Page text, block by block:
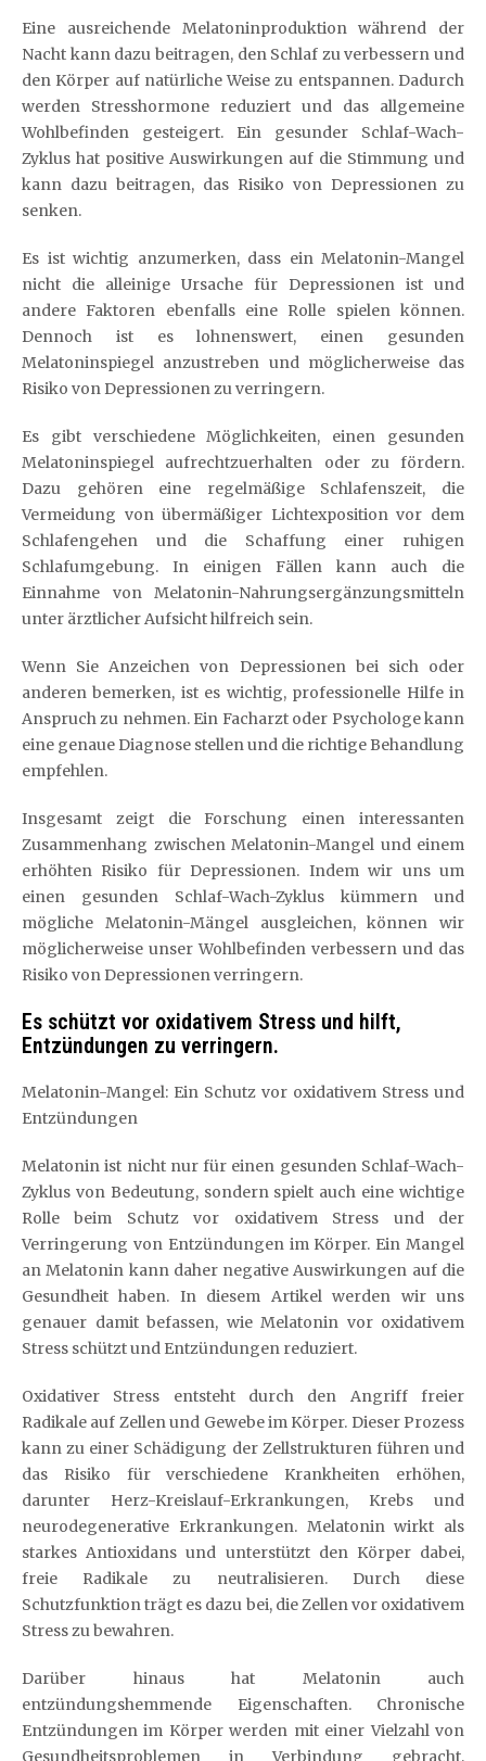
Eine ausreichende Melatoninproduktion während der
Nacht kann dazu beitragen, den Schlaf zu verbessern und
den Körper auf natürliche Weise zu entspannen. Dadurch
werden Stresshormone reduziert und das allgemeine
Wohlbefinden gesteigert. Ein gesunder Schlaf-Wach-
Zyklus hat positive Auswirkungen auf die Stimmung und
kann dazu beitragen, das Risiko von Depressionen zu
senken.
Es ist wichtig anzumerken, dass ein Melatonin-Mangel
nicht die alleinige Ursache für Depressionen ist und
andere Faktoren ebenfalls eine Rolle spielen können.
Dennoch ist es lohnenswert, einen gesunden
Melatoninspiegel anzustreben und möglicherweise das
Risiko von Depressionen zu verringern.
Es gibt verschiedene Möglichkeiten, einen gesunden
Melatoninspiegel aufrechtzuerhalten oder zu fördern.
Dazu gehören eine regelmäßige Schlafenszeit, die
Vermeidung von übermäßiger Lichtexposition vor dem
Schlafengehen und die Schaffung einer ruhigen
Schlafumgebung. In einigen Fällen kann auch die
Einnahme von Melatonin-Nahrungsergänzungsmitteln
unter ärztlicher Aufsicht hilfreich sein.
Wenn Sie Anzeichen von Depressionen bei sich oder
anderen bemerken, ist es wichtig, professionelle Hilfe in
Anspruch zu nehmen. Ein Facharzt oder Psychologe kann
eine genaue Diagnose stellen und die richtige Behandlung
empfehlen.
Insgesamt zeigt die Forschung einen interessanten
Zusammenhang zwischen Melatonin-Mangel und einem
erhöhten Risiko für Depressionen. Indem wir uns um
einen gesunden Schlaf-Wach-Zyklus kümmern und
mögliche Melatonin-Mängel ausgleichen, können wir
möglicherweise unser Wohlbefinden verbessern und das
Risiko von Depressionen verringern.
Es schützt vor oxidativem Stress und hilft,
Entzündungen zu verringern.
Melatonin-Mangel: Ein Schutz vor oxidativem Stress und
Entzündungen
Melatonin ist nicht nur für einen gesunden Schlaf-Wach-
Zyklus von Bedeutung, sondern spielt auch eine wichtige
Rolle beim Schutz vor oxidativem Stress und der
Verringerung von Entzündungen im Körper. Ein Mangel
an Melatonin kann daher negative Auswirkungen auf die
Gesundheit haben. In diesem Artikel werden wir uns
genauer damit befassen, wie Melatonin vor oxidativem
Stress schützt und Entzündungen reduziert.
Oxidativer Stress entsteht durch den Angriff freier
Radikale auf Zellen und Gewebe im Körper. Dieser Prozess
kann zu einer Schädigung der Zellstrukturen führen und
das Risiko für verschiedene Krankheiten erhöhen,
darunter Herz-Kreislauf-Erkrankungen, Krebs und
neurodegenerative Erkrankungen. Melatonin wirkt als
starkes Antioxidans und unterstützt den Körper dabei,
freie Radikale zu neutralisieren. Durch diese
Schutzfunktion trägt es dazu bei, die Zellen vor oxidativem
Stress zu bewahren.
Darüber hinaus hat Melatonin auch
entzündungshemmende Eigenschaften. Chronische
Entzündungen im Körper werden mit einer Vielzahl von
Gesundheitsproblemen in Verbindung gebracht,